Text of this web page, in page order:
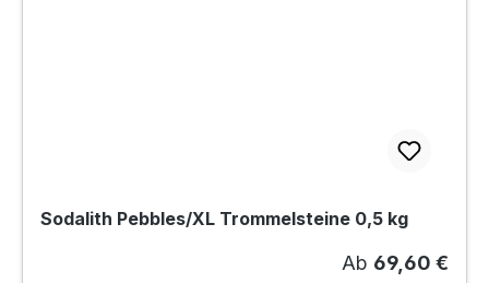
Sodalith Pebbles/XL Trommelsteine 0,5 kg
Regulärer
Ab 69,60 €